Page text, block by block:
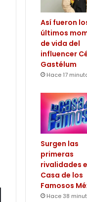
Así fueron
últimos
de vida del
influencer
Gastélum
Hace 17
Surgen las
primeras
rivalidades
Casa de los
Famosos
Hace 38